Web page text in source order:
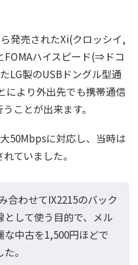
発売されたXi(クロッシイ,
ハイスピード(⇒ドコ
LG製のUSBドングル型通
により外出先でも携帯通信
ことが出来ます。
50Mbpsに対応し、当時は
ていました。
合わせてIX2215のバック
として使う目的で、メル
な中古を1,500円ほどで
。